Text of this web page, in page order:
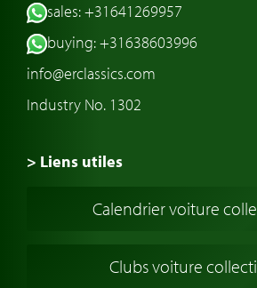
sales: +31641269957
buying: +31638603996
info@erclassics.com
Industry No. 1302
> Liens utiles
Voiture Collection Europe
Voitures Anglaises
Calendrier voiture
Clubs voiture